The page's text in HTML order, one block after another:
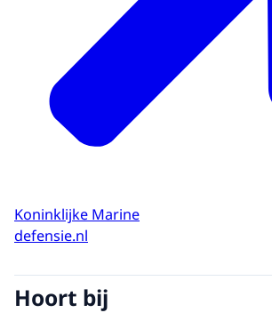
Koninklijke Marine
defensie.nl
Hoort bij